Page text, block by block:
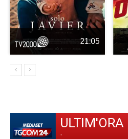
21:05
ULTIM'ORA
-